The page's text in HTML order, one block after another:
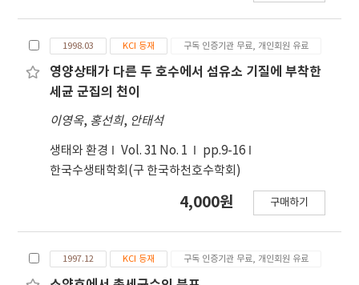
1998.03 KCI 등재 구독 인증기관 무료, 개인회원 유료
영양상태가 다른 두 호수에서 섬유소 기질에 부착한
세균 군집의 천이
이영옥, 홍선희, 안태석
생태와 환경 Vol. 31 No. 1
pp.9-16
한국수생태학회(구 한국하천호수학회)
4,000원 구매하기
1997.12 KCI 등재 구독 인증기관 무료, 개인회원 유료